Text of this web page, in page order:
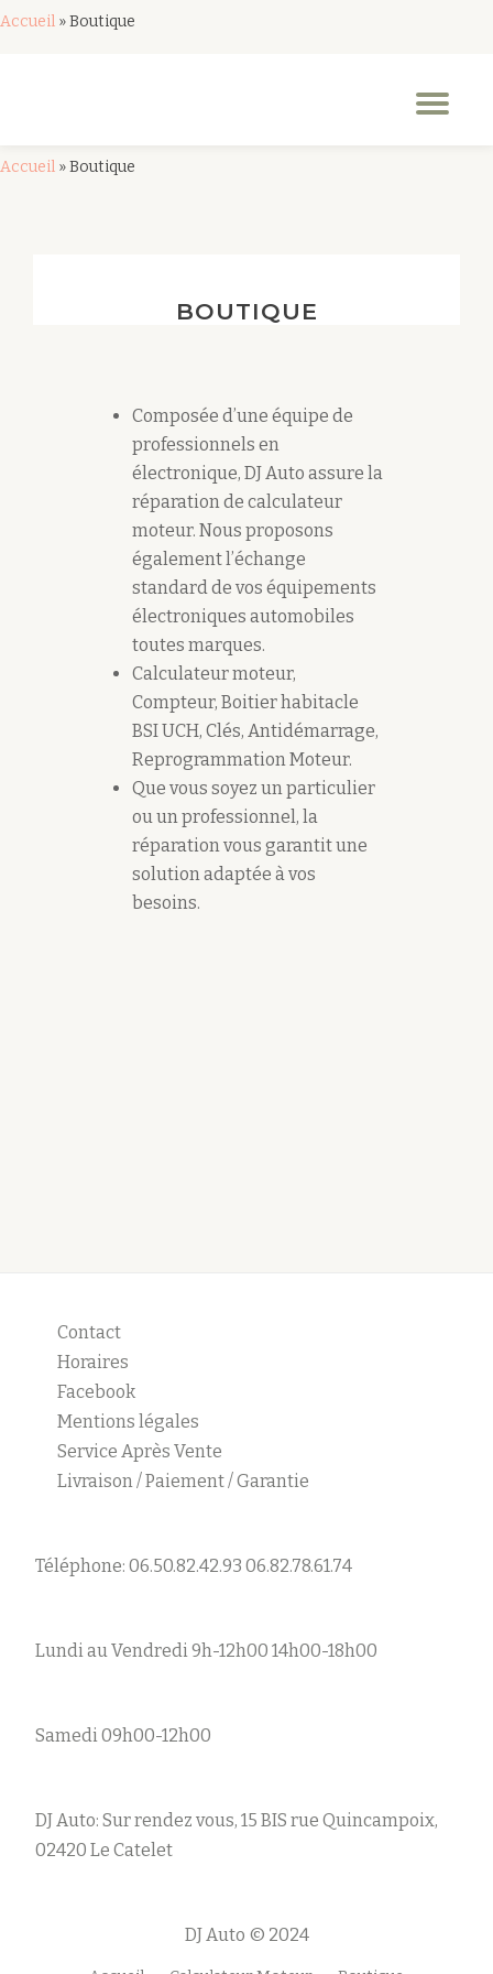
Accueil »Boutique
Accueil »Boutique
BOUTIQUE
Composée d’une équipe de
professionnels en
électronique, DJ Auto assure la
réparation de calculateur
moteur. Nous proposons
également l’échange
standard de vos équipements
électroniques automobiles
toutes marques.
Calculateur moteur,
Compteur, Boitier habitacle
BSI UCH, Clés, Antidémarrage,
Reprogrammation Moteur.
Que vous soyez un particulier
ou un professionnel, la
réparation vous garantit une
solution adaptée à vos
besoins.
Contact
Horaires
Facebook
Mentions légales
Service Après Vente
Livraison / Paiement / Garantie
Téléphone: 06.50.82.42.93 06.82.78.61.74
Lundi au Vendredi 9h-12h00 14h00-18h00
Samedi 09h00-12h00
DJ Auto: Sur rendez vous, 15 BIS rue Quincampoix,
02420 Le Catelet
DJ Auto © 2024